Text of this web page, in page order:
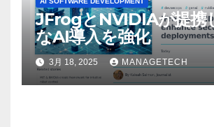
JFrogとNVIDIAが提携
なAI導入を強化
3月 18, 2025 MANAGETECH